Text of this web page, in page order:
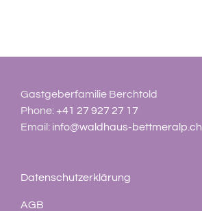
Gastgeberfamilie Berchtold
Phone:+41 27 927 27 17
Email: info@waldhaus-bettmeralp.ch
Datenschutzerklärung
AGB